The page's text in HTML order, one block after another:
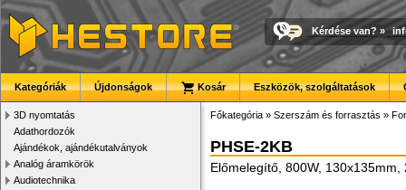
Kérdése van? »
Kategóriák Újdonságok Kosár Eszközök, szolgáltatások
3D nyomtatás
Adathordozók
Ajándékok, ajándékutalványok
Analóg áramkörök
Audiotechnika
Főkategória » Szerszám és forrasztás »
PHSE-2KB
Előmelegítő, 800W, 130x135mm,